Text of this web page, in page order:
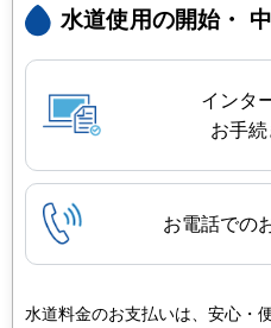
水道使用の開始・
インタ
お手
お電話での
水道料金のお支払いは、安心・